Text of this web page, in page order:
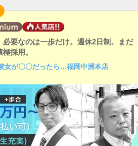
要なのは一歩だけ。週休2日制。まだ
採用。
女が〇〇だったら…福岡中洲本店